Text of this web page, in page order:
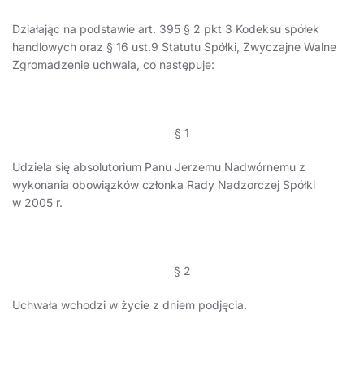
Działając na podstawie art. 395 § 2 pkt 3 Kodeksu spółek
handlowych oraz § 16 ust.9 Statutu Spółki, Zwyczajne Walne
Zgromadzenie uchwala, co następuje:
§ 1
Udziela się absolutorium Panu Jerzemu Nadwórnemu z
wykonania obowiązków członka Rady Nadzorczej Spółki
w 2005 r.
§ 2
Uchwała wchodzi w życie z dniem podjęcia.